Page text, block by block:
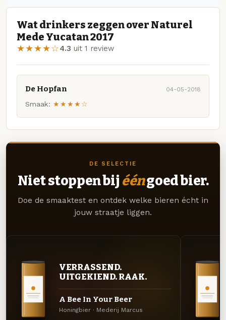
Wat drinkers zeggen over Naturel
Mede Yucatan 2017
★★★★☆4.3 uit 1 review
De Hopfan 04-05-2018
Smaak: ★★★★☆
DE SELECTIE
Niet stoppen bij ééngoed bier.
Doe de smaaktest en ontdek welke bieren écht in
jouw straatje liggen.
VERRASSEND.
UITGEKIEND. RAAK.
A Bee In Your Beer
Honingbier · Mederij Marcus